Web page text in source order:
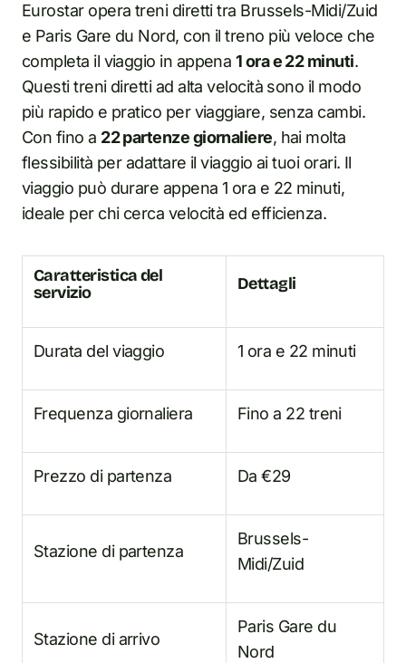
Eurostar opera treni diretti tra Brussels-Midi/Zuid
e Paris Gare du Nord, con il treno più veloce che
completa il viaggio in appena 1 ora e 22 minuti.
Questi treni diretti ad alta velocità sono il modo
più rapido e pratico per viaggiare, senza cambi.
Con fino a 22 partenze giornaliere, hai molta
flessibilità per adattare il viaggio ai tuoi orari. Il
viaggio può durare appena 1 ora e 22 minuti,
ideale per chi cerca velocità ed efficienza.
Caratteristica del
servizio
Dettagli
Durata del viaggio 1 ora e 22 minuti
Frequenza giornaliera Fino a 22 treni
Prezzo di partenza Da €29
Stazione di partenza
Brussels-
Midi/Zuid
Stazione di arrivo
Paris Gare du
Nord